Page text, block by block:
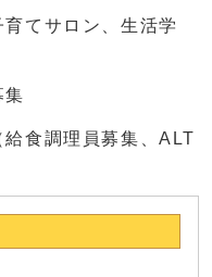
育てサロン、生活学
集
給食調理員募集、ALT